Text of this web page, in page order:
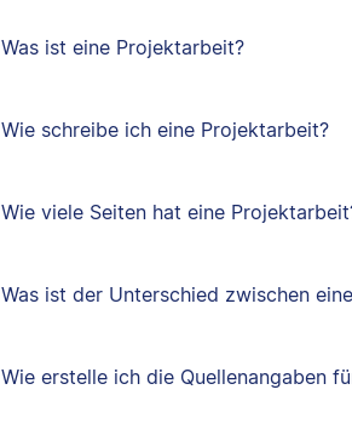
Was ist eine Projektarbeit?
Wie schreibe ich eine Projektarbeit?
Wie viele Seiten hat eine
Was ist der Unterschied zwischen
Wie erstelle ich die Quellenangaben